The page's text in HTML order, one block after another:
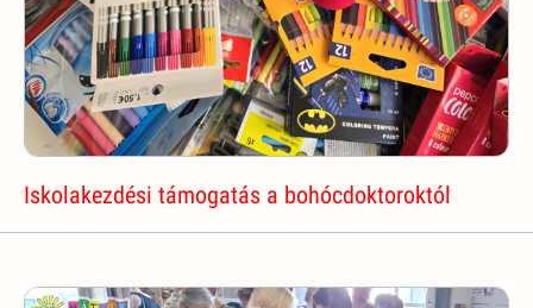
Iskolakezdési támogatás a bohócdoktoroktól